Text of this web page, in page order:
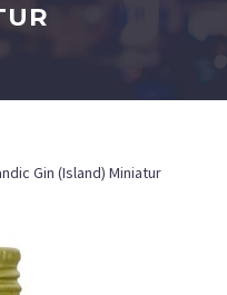
Gin (Island) Miniatur